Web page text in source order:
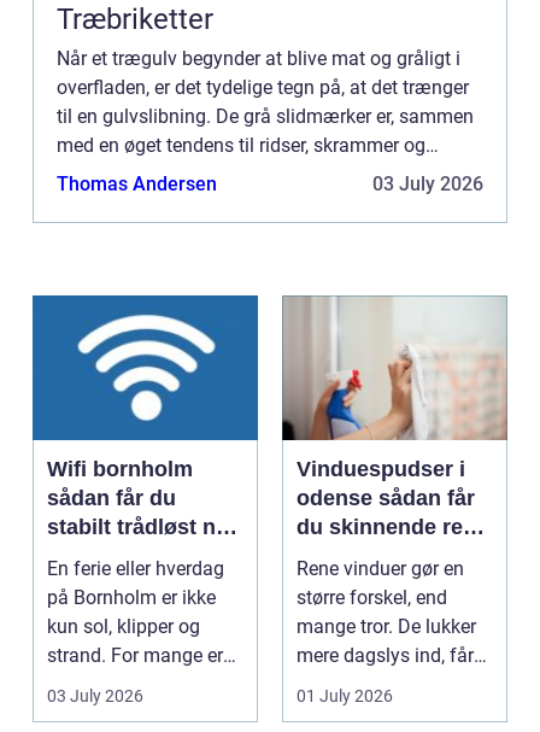
Træbriketter
Når et trægulv begynder at blive mat og gråligt i
overfladen, er det tydelige tegn på, at det trænger
til en gulvslibning. De grå slidmærker er, sammen
med en øget tendens til ridser, skrammer og
splin...
Thomas Andersen 03 July 2026
Wifi bornholm
sådan får du
stabilt trådløst net
på klippeøen
En ferie eller hverdag
på Bornholm er ikke
kun sol, klipper og
strand. For mange er
en stabil intern...
03 July 2026
Vinduespudser i
odense sådan får
du skinnende rene
ruder året rundt
Rene vinduer gør en
større forskel, end
mange tror. De lukker
mere dagslys ind, får
hjem og erhvervs...
01 July 2026